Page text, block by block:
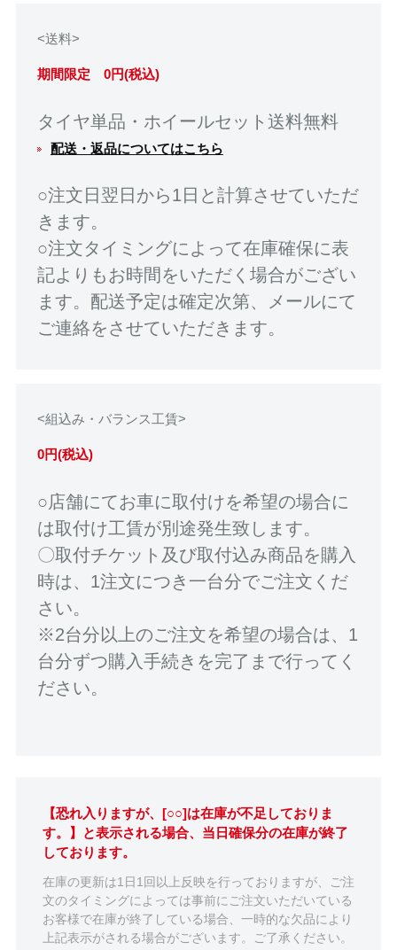
<送料>
期間限定 0円(税込)
タイヤ単品・ホイールセット送料無料
配送・返品についてはこちら
○注文日翌日から1日と計算させていただ
きます。
○注文タイミングによって在庫確保に表
記よりもお時間をいただく場合がござい
ます。配送予定は確定次第、メールにて
ご連絡をさせていただきます。
<組込み・バランス工賃>
0円(税込)
○店舗にてお車に取付けを希望の場合に
は取付け工賃が別途発生致します。
〇取付チケット及び取付込み商品を購入
時は、1注文につき一台分でご注文くだ
さい。
※2台分以上のご注文を希望の場合は、1
台分ずつ購入手続きを完了まで行ってく
ださい。
【恐れ入りますが、[○○]は在庫が不足しておりま
す。】と表示される場合、当日確保分の在庫が終了
しております。
在庫の更新は1日1回以上反映を行っておりますが、ご注
文のタイミングによっては事前にご注文いただいている
お客様で在庫が終了している場合、一時的な欠品により
上記表示がされる場合がございます。ご了承ください。